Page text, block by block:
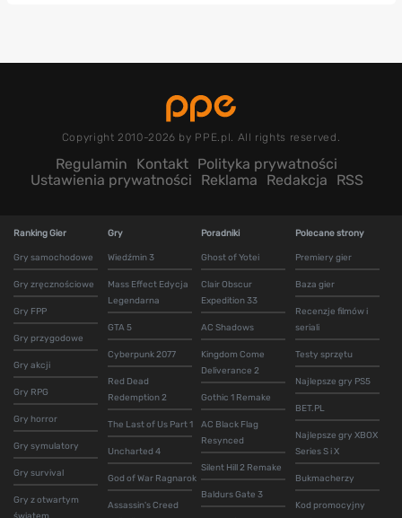
Copyright 2010-2026 by PPE.pl. All rights reserved.
Regulamin Kontakt Polityka prywatności
Ustawienia prywatności
Reklama Redakcja RSS
Ranking Gier
Gry samochodowe
Gry zręcznościowe
Gry FPP
Gry przygodowe
Gry akcji
Gry RPG
Gry horror
Gry symulatory
Gry survival
Gry z otwartym
Gry
Wiedźmin 3
Mass Effect Edycja
Legendarna
GTA 5
Cyberpunk 2077
Red Dead
Redemption 2
The Last of Us Part 1
Uncharted 4
God of War Ragnarok
Assassin's Creed
Poradniki
Ghost of Yotei
Clair Obscur
Expedition 33
AC Shadows
Kingdom Come
Deliverance 2
Gothic 1 Remake
AC Black Flag
Resynced
Silent Hill 2 Remake
Baldurs Gate 3
Polecane strony
Premiery gier
Baza gier
Recenzje filmów i
seriali
Testy sprzętu
Najlepsze gry PS5
BET.PL
Najlepsze gry XBOX
Series S i X
Bukmacherzy
Kod promocyjny